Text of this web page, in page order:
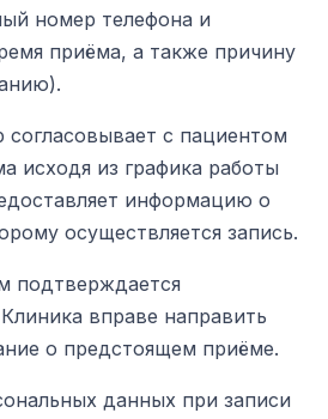
номер телефона и
приёма, а также причину
с пациентом
исходя из графика работы
информацию о
осуществляется запись.
подтверждается
вправе направить
о предстоящем приёме.
данных при записи